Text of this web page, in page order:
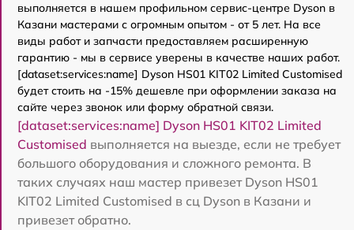
выполняется в нашем профильном сервис-центре Dyson в
Казани мастерами с огромным опытом - от 5 лет. На все
виды работ и запчасти предоставляем расширенную
гарантию - мы в сервисе уверены в качестве наших работ.
[dataset:services:name] Dyson HS01 KIT02 Limited Customised
будет стоить на -15% дешевле при оформлении заказа на
сайте через звонок или форму обратной связи.
[dataset:services:name] Dyson HS01 KIT02 Limited
Customised выполняется на выезде, если не требует
большого оборудования и сложного ремонта. В
таких случаях наш мастер привезет Dyson HS01
KIT02 Limited Customised в сц Dyson в Казани и
привезет обратно.